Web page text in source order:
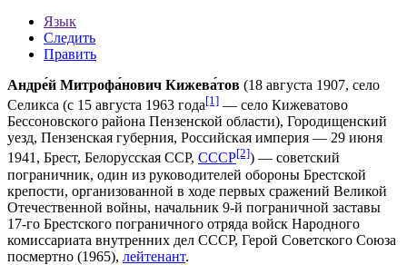
Язык
Следить
Править
Андре́й Митрофа́нович Кижева́тов (18 августа 1907, село
Селикса (с 15 августа 1963 года[1] — село Кижеватово
Бессоновского района Пензенской области), Городищенский
уезд, Пензенская губерния, Российская империя — 29 июня
1941, Брест, Белорусская ССР, СССР[2]) — советский
пограничник, один из руководителей обороны Брестской
крепости, организованной в ходе первых сражений Великой
Отечественной войны, начальник 9-й пограничной заставы
17-го Брестского пограничного отряда войск Народного
комиссариата внутренних дел СССР, Герой Советского Союза
посмертно (1965), лейтенант.